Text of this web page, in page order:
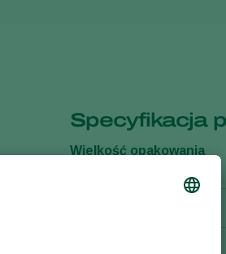
Specyfikacja
Wielkość opakowania